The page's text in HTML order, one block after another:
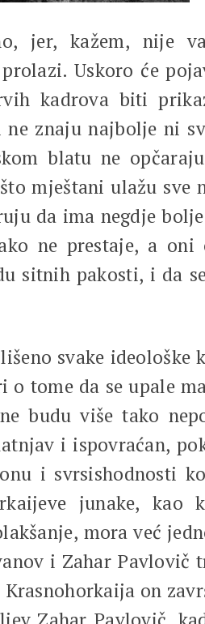
jer, kažem, nije
Uskoro će
kadrova biti
znaju najbolje ni
blatu ne
mještani ulažu sve
da ima negdje
ne prestaje, a oni
sitnih pakosti, i da
svake ideološke
tome da se upale
budu više tako
i ispovraćan,
i svrsishodnosti
junake, kao
mora već
i Zahar Pavlovič
on